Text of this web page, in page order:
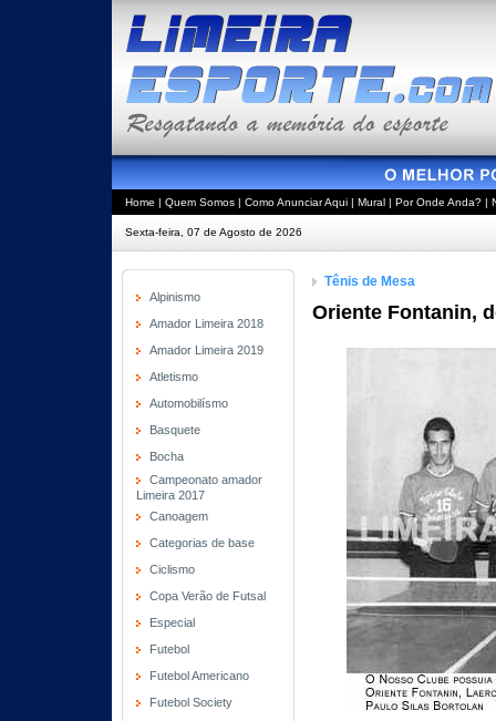
Home | Quem Somos | Como Anunciar Aqui | Mural | Por Onde Anda? |
Sexta-feira, 07 de Agosto de 2026
Alpinismo
Amador Limeira 2018
Amador Limeira 2019
Atletismo
Automobilísmo
Basquete
Bocha
Campeonato amador
Limeira 2017
Canoagem
Categorias de base
Ciclismo
Copa Verão de Futsal
Especial
Futebol
Futebol Americano
Futebol Society
Tênis de Mesa
Oriente Fontanin,